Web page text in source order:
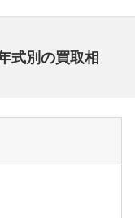
式別の買取相